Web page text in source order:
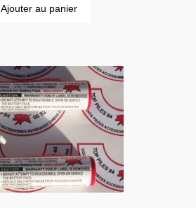
Ajouter au panier